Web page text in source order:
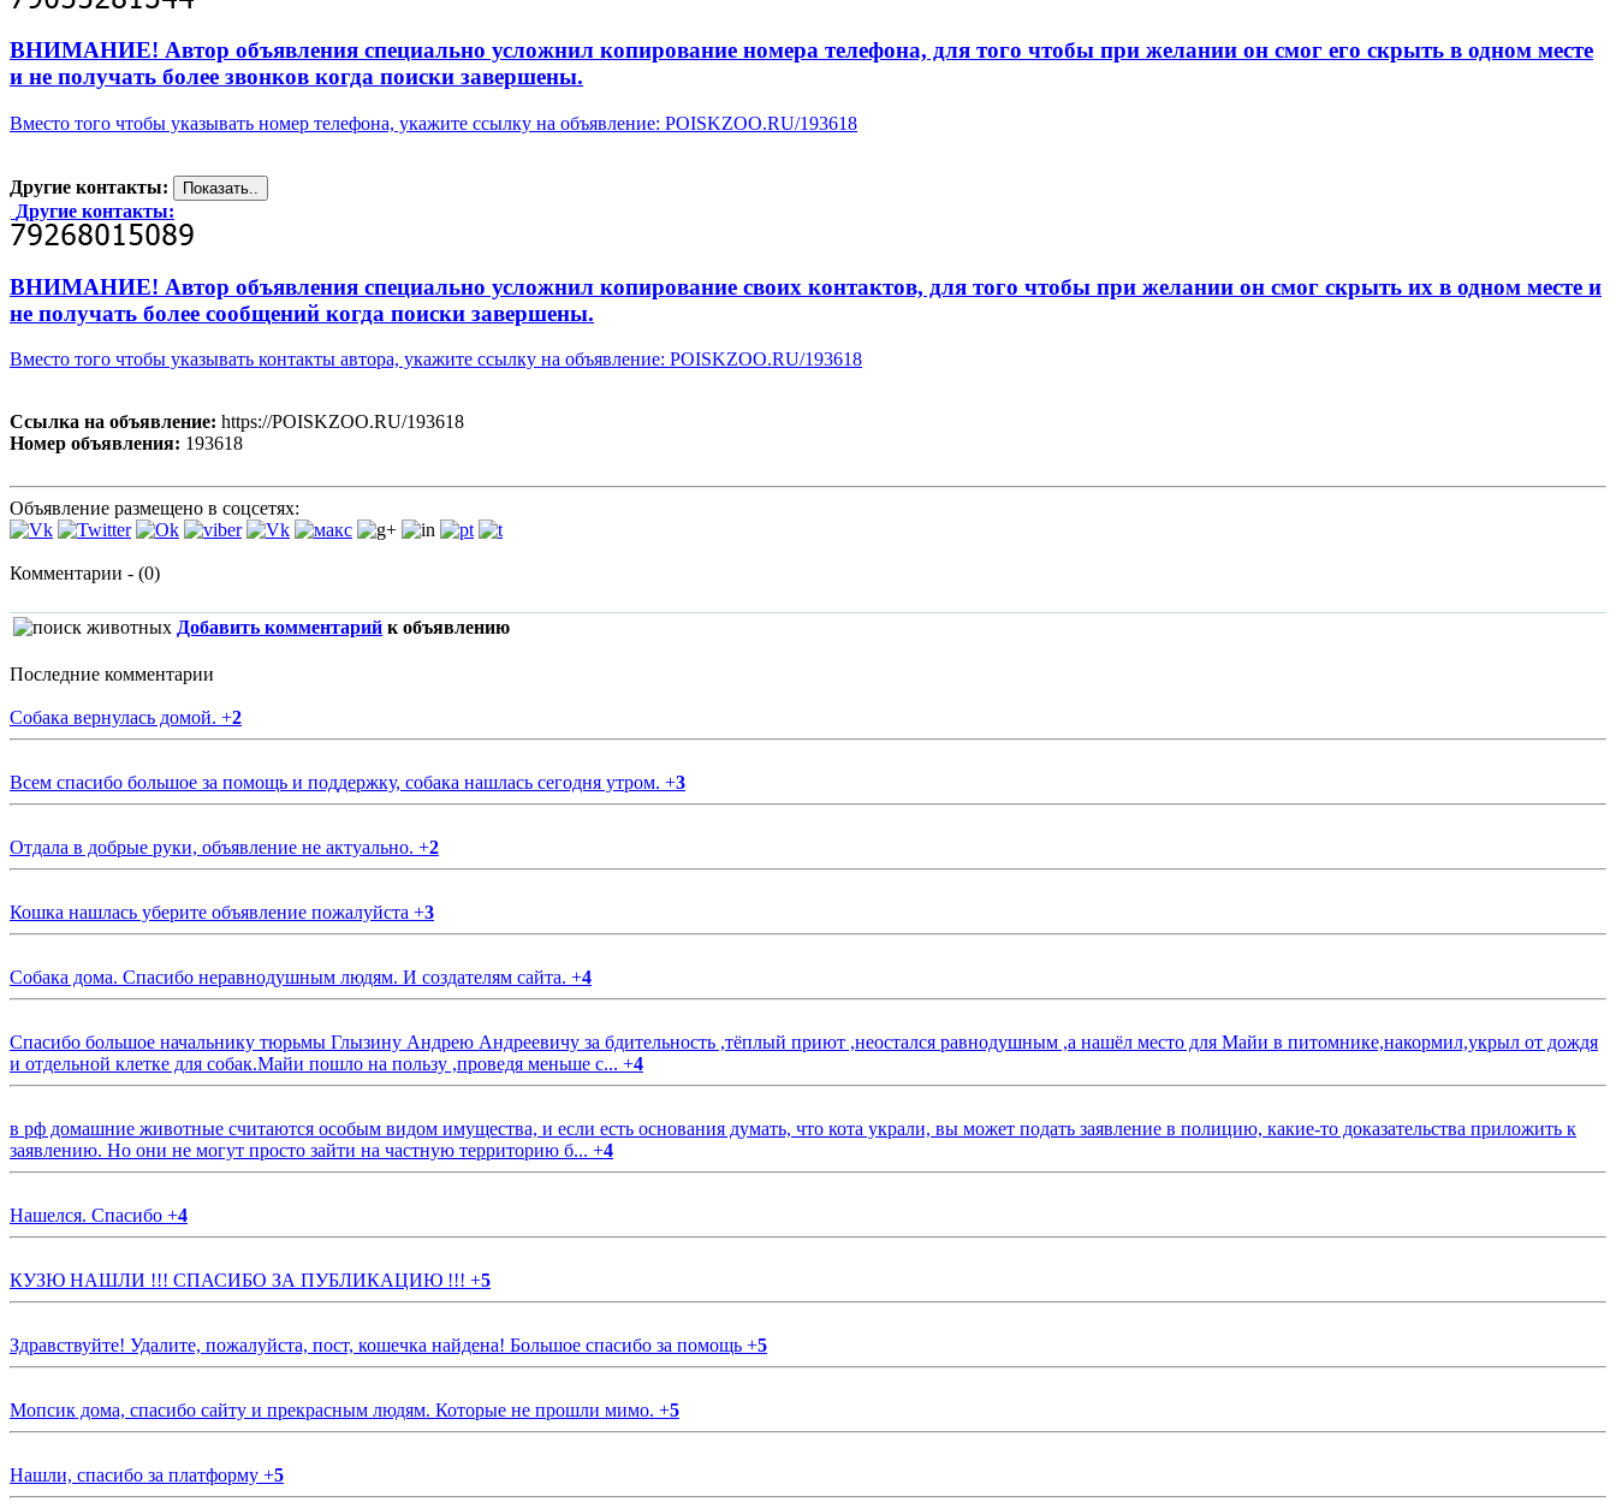
ВНИМАНИЕ! Автор объявления специально усложнил копирование номера телефона, для того чтобы при желании он смог его скрыть в одном месте
и не получать более звонков когда поиски завершены.
Вместо того чтобы указывать номер телефона, укажите ссылку на объявление: POISKZOO.RU/193618
Другие контакты:
Другие контакты:
ВНИМАНИЕ! Автор объявления специально усложнил копирование своих контактов, для того чтобы при желании он смог скрыть их в одном месте и
не получать более сообщений когда поиски завершены.
Вместо того чтобы указывать контакты автора, укажите ссылку на объявление: POISKZOO.RU/193618
Ссылка на объявление: https://POISKZOO.RU/193618
Номер объявления: 193618
Объявление размещено в соцсетях:
Комментарии - (0)
Добавить комментарий к объявлению
Последние комментарии
Собака вернулась домой. +2
Всем спасибо большое за помощь и поддержку, собака нашлась сегодня утром. +3
Отдала в добрые руки, объявление не актуально. +2
Кошка нашлась уберите объявление пожалуйста +3
Собака дома. Спасибо неравнодушным людям. И создателям сайта. +4
Спасибо большое начальнику тюрьмы Глызину Андрею Андреевичу за бдительность ,тёплый приют ,неостался равнодушным ,а нашёл место для Майи в питомнике,накормил,укрыл от дождя
и отдельной клетке для собак.Майи пошло на пользу ,проведя меньше с... +4
в рф домашние животные считаются особым видом имущества, и если есть основания думать, что кота украли, вы может подать заявление в полицию, какие-то доказательства приложить к
заявлению. Но они не могут просто зайти на частную территорию б... +4
Нашелся. Спасибо +4
КУЗЮ НАШЛИ !!! СПАСИБО ЗА ПУБЛИКАЦИЮ !!! +5
Здравствуйте! Удалите, пожалуйста, пост, кошечка найдена! Большое спасибо за помощь +5
Мопсик дома, спасибо сайту и прекрасным людям. Которые не прошли мимо. +5
Нашли, спасибо за платформу +5